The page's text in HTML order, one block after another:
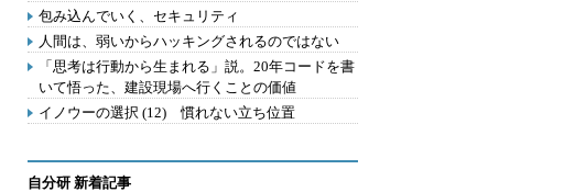
包み込んでいく、セキュリティ
人間は、弱いからハッキングされるのではない
「思考は行動から生まれる」説。20年コードを書
いて悟った、建設現場へ行くことの価値
イノウーの選択 (12) 慣れない立ち位置
自分研 新着記事